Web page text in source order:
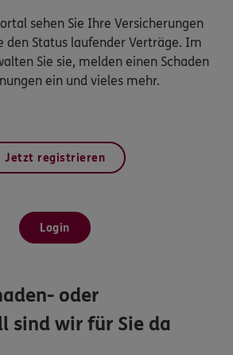
sehen Sie Ihre Versicherungen
den Status laufender Verträge. Im
Sie sie, melden einen Schaden
ein und vieles mehr.
Jetzt registrieren
Login
oder
sind wir für Sie da